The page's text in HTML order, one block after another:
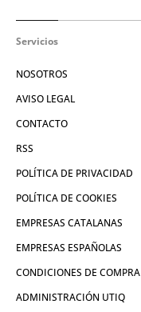
Servicios
NOSOTROS
AVISO LEGAL
CONTACTO
RSS
POLÍTICA DE PRIVACIDAD
POLÍTICA DE COOKIES
EMPRESAS CATALANAS
EMPRESAS ESPAÑOLAS
CONDICIONES DE COMPRA
ADMINISTRACIÓN UTIQ